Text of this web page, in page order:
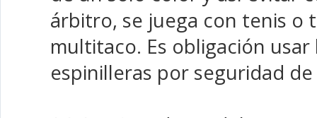
árbitro, se juega con tenis o
multitaco. Es obligación usar
espinilleras por seguridad